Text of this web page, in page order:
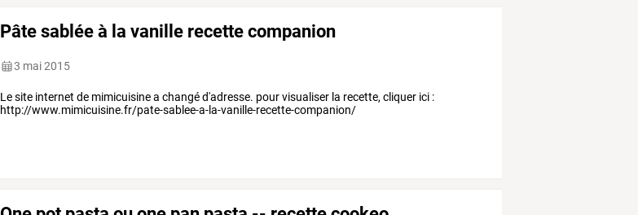
Pâte sablée à la vanille recette companion
3 mai 2015
Le site internet de mimicuisine a changé d'adresse. pour visualiser la recette, cliquer ici :
http://www.mimicuisine.fr/pate-sablee-a-la-vanille-recette-companion/